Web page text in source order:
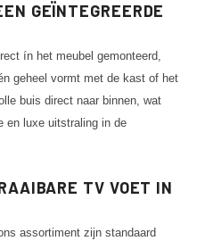
GEÏNTEGREERDE
ín het meubel gemonteerd,
geheel vormt met de kast of het
buis direct naar binnen, wat
en luxe uitstraling in de
TV VOET IN
assortiment zijn standaard